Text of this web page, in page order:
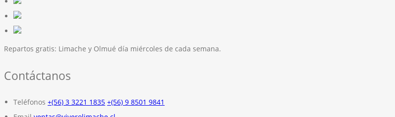
Repartos gratis: Limache y Olmué día miércoles de cada semana.
Contáctanos
Teléfonos +(56) 3 3221 1835 +(56) 9 8501 9841